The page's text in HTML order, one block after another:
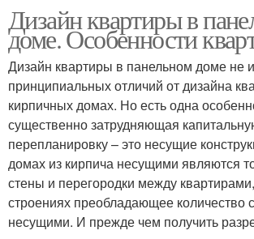
Дизайн квартиры в
доме. Особенности
Дизайн квартиры в панельном доме не
принципиальных отличий от дизайна
кирпичных домах. Но есть одна
существенно затрудняющая
перепланировку – это несущие
домах из кирпича несущими являются
стены и перегородки между
строениях преобладающее количество
несущими. И прежде чем получить